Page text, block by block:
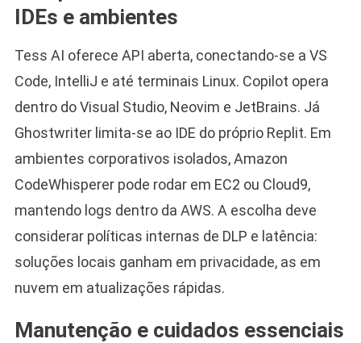
IDEs e ambientes
Tess AI oferece API aberta, conectando-se a VS
Code, IntelliJ e até terminais Linux. Copilot opera
dentro do Visual Studio, Neovim e JetBrains. Já
Ghostwriter limita-se ao IDE do próprio Replit. Em
ambientes corporativos isolados, Amazon
CodeWhisperer pode rodar em EC2 ou Cloud9,
mantendo logs dentro da AWS. A escolha deve
considerar políticas internas de DLP e latência:
soluções locais ganham em privacidade, as em
nuvem em atualizações rápidas.
Manutenção e cuidados essenciais